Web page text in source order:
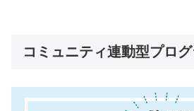
コミュニティ連動型プロ